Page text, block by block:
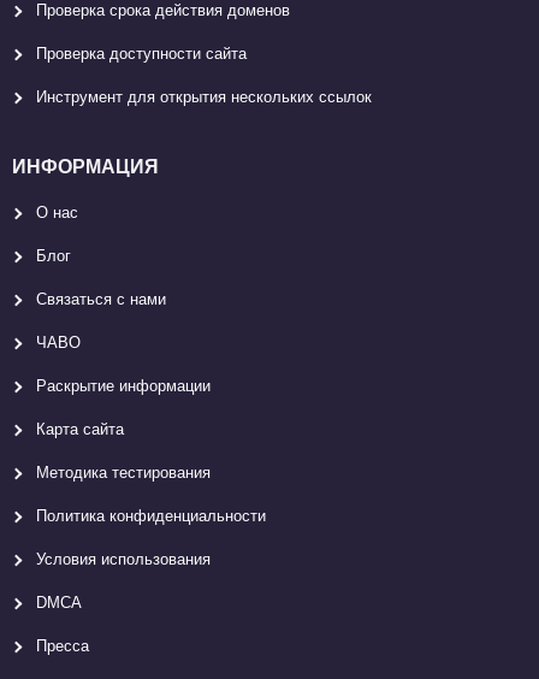
Проверка срока действия доменов
Проверка доступности сайта
Инструмент для открытия нескольких ссылок
ИНФОРМАЦИЯ
О нас
Блог
Связаться с нами
ЧАВО
Раскрытие информации
Карта сайтa
Методика тестирования
Политика конфиденциальности
Условия использования
DMCA
Пресса